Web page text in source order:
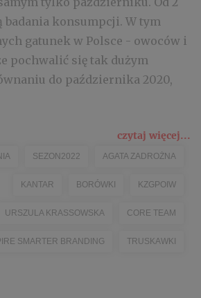
badania konsumpcji. W tym
gatunek w Polsce - owoców i
pochwalić się tak dużym
do października 2020,
czytaj więcej...
SEZON2022 AGATA ZADROŻNA
KANTAR BORÓWKI KZGPOIW
URSZULA KRASSOWSKA CORE TEAM
SMARTER BRANDING TRUSKAWKI